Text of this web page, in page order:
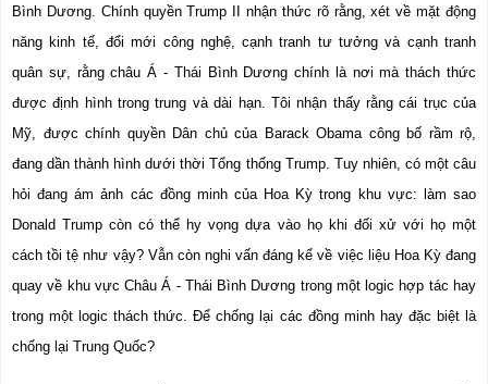
Bình Dương. Chính quyền Trump II nhận thức rõ rằng, xét về mặt động
năng kinh tế, đổi mới công nghệ, cạnh tranh tư tưởng và cạnh tranh
quân sự, rằng châu Á - Thái Bình Dương chính là nơi mà thách thức
được định hình trong trung và dài hạn. Tôi nhận thấy rằng cái trục của
Mỹ, được chính quyền Dân chủ của Barack Obama công bố rầm rộ,
đang dần thành hình dưới thời Tổng thống Trump. Tuy nhiên, có một câu
hỏi đang ám ảnh các đồng minh của Hoa Kỳ trong khu vực: làm sao
Donald Trump còn có thể hy vọng dựa vào họ khi đối xử với họ một
cách tồi tệ như vậy? Vẫn còn nghi vấn đáng kể về việc liệu Hoa Kỳ đang
quay về khu vực Châu Á - Thái Bình Dương trong một logic hợp tác hay
trong một logic thách thức. Để chống lại các đồng minh hay đặc biệt là
chống lại Trung Quốc?